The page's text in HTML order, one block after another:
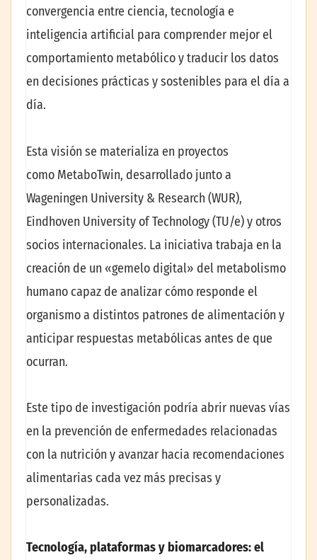
convergencia entre ciencia, tecnología e
inteligencia artificial para comprender mejor el
comportamiento metabólico y traducir los datos
en decisiones prácticas y sostenibles para el día a
día.
Esta visión se materializa en proyectos
como MetaboTwin, desarrollado junto a
Wageningen University & Research (WUR),
Eindhoven University of Technology (TU/e) y otros
socios internacionales. La iniciativa trabaja en la
creación de un «gemelo digital» del metabolismo
humano capaz de analizar cómo responde el
organismo a distintos patrones de alimentación y
anticipar respuestas metabólicas antes de que
ocurran.
Este tipo de investigación podría abrir nuevas vías
en la prevención de enfermedades relacionadas
con la nutrición y avanzar hacia recomendaciones
alimentarias cada vez más precisas y
personalizadas.
Tecnología, plataformas y biomarcadores: el